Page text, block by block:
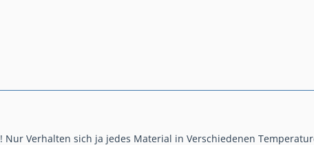
! Nur Verhalten sich ja jedes Material in Verschiedenen